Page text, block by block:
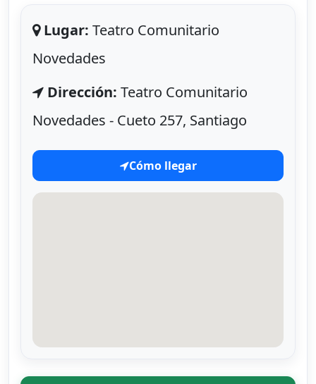
Lugar: Teatro Comunitario
Novedades
Dirección: Teatro Comunitario
Novedades - Cueto 257, Santiago
Cómo llegar